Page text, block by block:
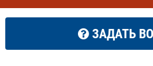
ЗАДАТЬ